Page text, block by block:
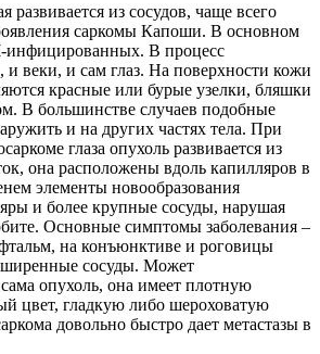
развивается из сосудов, чаще всего
саркомы Капоши. В основном
инфицированных. В процесс
и веки, и сам глаз. На поверхности кожи
красные или бурые узелки, бляшки
В большинстве случаев подобные
и на других частях тела. При
глаза опухоль развивается из
она расположены вдоль капилляров в
элементы новообразования
и более крупные сосуды, нарушая
Основные симптомы заболевания –
на конъюнктиве и роговицы
сосуды. Может
опухоль, она имеет плотную
цвет, гладкую либо шероховатую
довольно быстро дает метастазы в